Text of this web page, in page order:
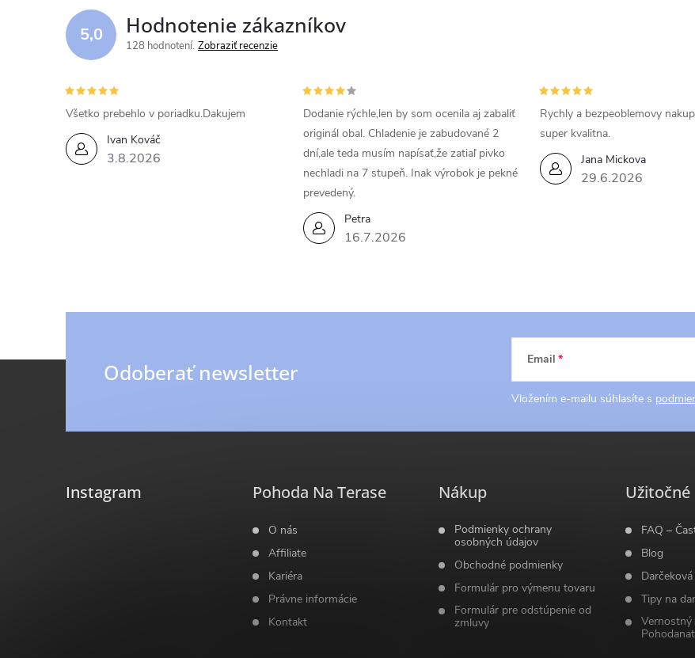
d
a
c
i
e
p
ý
i
u
5,0 Hodnotenie zákazníkov
128 hodnotení Zobraziť recenzie
Ivan Kováč
3.8.2026
Všetko prebehlo v poriadku.Dakujem
Petra
16.7.2026
Dodanie rýchle,len by som ocenila aj zabaliť
originál obal. Chladenie je zabudované 2
dní,ale teda musím napísať,že zatiaľ pivko
nechladi na 7 stupeň. Inak výrobok je pekné
prevedený.
Jana Mickova
29.6.2026
Rychly a bezpeoblemovy
super kvalitna.
Odoberať newsletter Email
Vložením e-mailu súhlasíte s
Instagram Pohoda Na Terase
O nás
Affiliate
Kariéra
Právne informácie
Kontakt
Nákup
Podmienky ochrany
osobných údajov
Obchodné podmienky
Formulár pro výmenu tovaru
Formulár pre odstúpenie od
zmluvy
Užitočné
FAQ –
Blog
Tipy na
Vernostný